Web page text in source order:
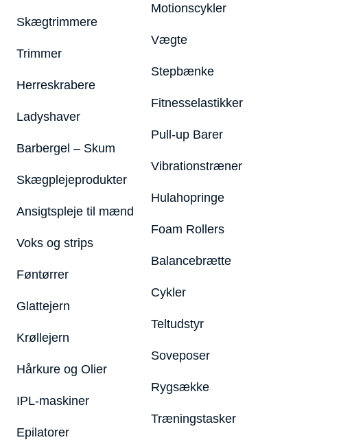
Skægtrimmere
Trimmer
Herreskrabere
Ladyshaver
Barbergel – Skum
Skægplejeprodukter
Ansigtspleje til mænd
Voks og strips
Føntørrer
Glattejern
Krøllejern
Hårkure og Olier
IPL-maskiner
Epilatorer
Motionscykler
Vægte
Stepbænke
Fitnesselastikker
Pull-up Barer
Vibrationstræner
Hulahopringe
Foam Rollers
Balancebrætte
Cykler
Teltudstyr
Soveposer
Rygsække
Træningstasker